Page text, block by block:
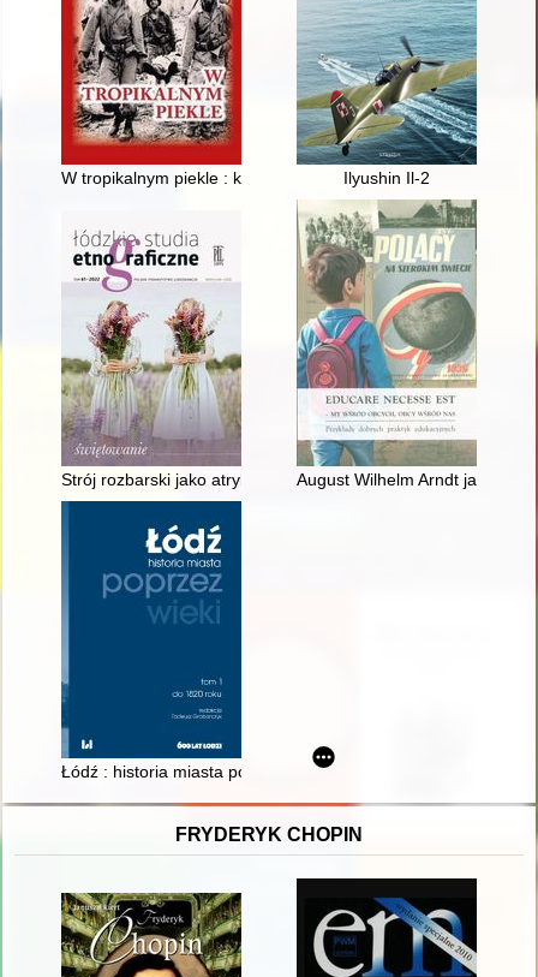
W tropikalnym piekle : kampania 1. Dywizji Piechoty Morskiej
Ilyushin Il-2
Strój rozbarski jako atrybut świętowania Bożego Ciała =
August Wilhelm Arndt jako
Łódź : historia miasta poprzez wieki. T. 1,
FRYDERYK CHOPIN